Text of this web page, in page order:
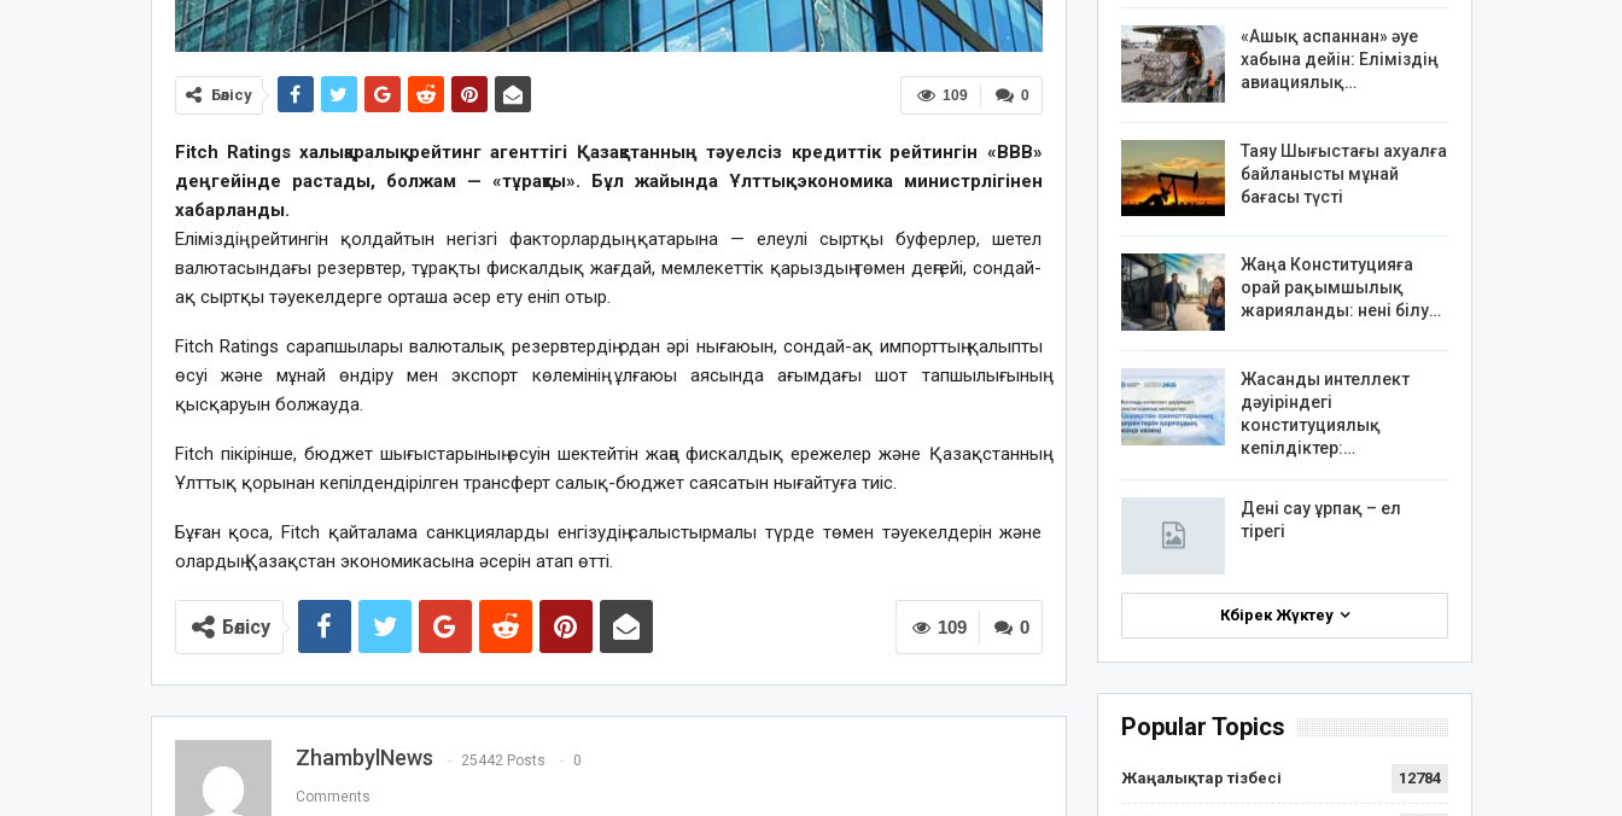
0
109
Бөлісу
Fitch Ratings халықаралық рейтинг агенттігі Қазақстанның тәуелсіз кредиттік рейтингін «BBB»
деңгейінде растады, болжам — «тұрақты». Бұл жайында Ұлттық экономика министрлігінен
хабарланды.
Еліміздің рейтингін қолдайтын негізгі факторлардың қатарына — елеулі сыртқы буферлер, шетел
валютасындағы резервтер, тұрақты фискалдық жағдай, мемлекеттік қарыздың төмен деңгейі, сондай-
ақ сыртқы тәуекелдерге орташа әсер ету еніп отыр.
Fitch Ratings сарапшылары валюталық резервтердің одан әрі нығаюын, сондай-ақ импорттың қалыпты
өсуі және мұнай өндіру мен экспорт көлемінің ұлғаюы аясында ағымдағы шот тапшылығының
қысқаруын болжауда.
Fitch пікірінше, бюджет шығыстарының өсуін шектейтін жаңа фискалдық ережелер және Қазақстанның
Ұлттық қорынан кепілдендірілген трансферт салық-бюджет саясатын нығайтуға тиіс.
Бұған қоса, Fitch қайталама санкцияларды енгізудің салыстырмалы түрде төмен тәуекелдерін және
олардың Қазақстан экономикасына әсерін атап өтті.
0
109
Бөлісу
ZhambylNews 25442 Posts 0
Comments
«Ашық аспаннан» әуе
хабына дейін: Еліміздің
авиациялық…
Таяу Шығыстағы ахуалға
байланысты мұнай
бағасы түсті
Жаңа Конституцияға
орай рақымшылық
жарияланды: нені білу…
Жасанды интеллект
дәуіріндегі
конституциялық
кепілдіктер:…
Дені сау ұрпақ – ел
тірегі
Көбірек Жүктеу
Popular Topics
Жаңалықтар тізбесі 12784